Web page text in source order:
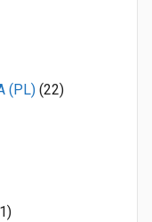
(PL) (22)